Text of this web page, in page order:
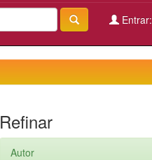
Entrar:
Refinar
Autor